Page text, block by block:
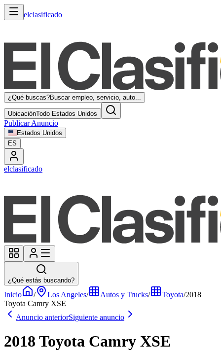
elclasificado
¿Qué buscas?Buscar empleo, servicio, auto...
UbicaciónTodo Estados Unidos
Publicar Anuncio
Estados Unidos
ES
elclasificado
¿Qué estás buscando?
Inicio / Los Angeles/ Autos y Trucks/ Toyota/2018
Toyota Camry XSE
Anuncio anteriorSiguiente anuncio
2018 Toyota Camry XSE